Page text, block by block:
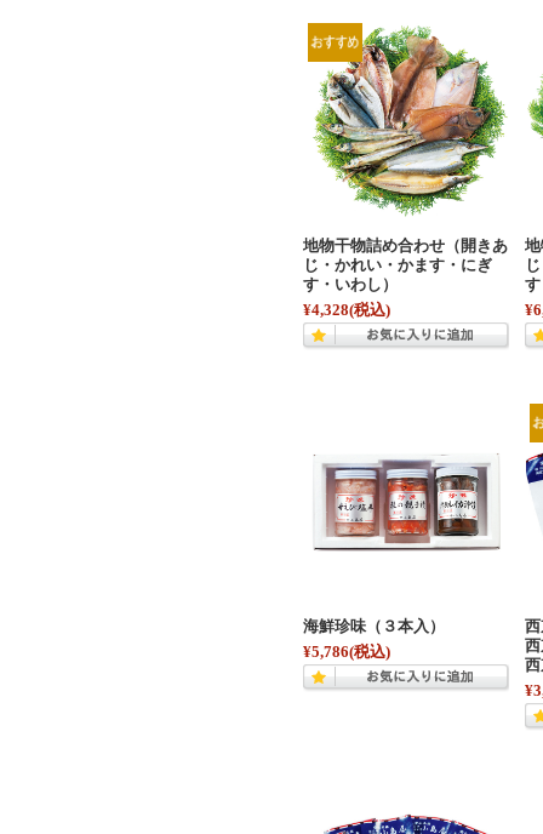
地物干物詰め合わせ（開きあ
じ・かれい・かます・にぎ
す・いわし）
¥4,328(税込)
海鮮珍味（３本入）
¥5,786(税込)